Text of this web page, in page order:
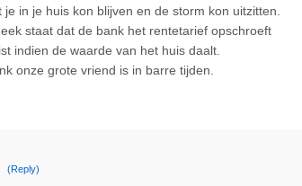
in je huis kon blijven en de storm kon uitzitten.
staat dat de bank het rentetarief opschroeft
indien de waarde van het huis daalt.
onze grote vriend is in barre tijden.
(Reply)